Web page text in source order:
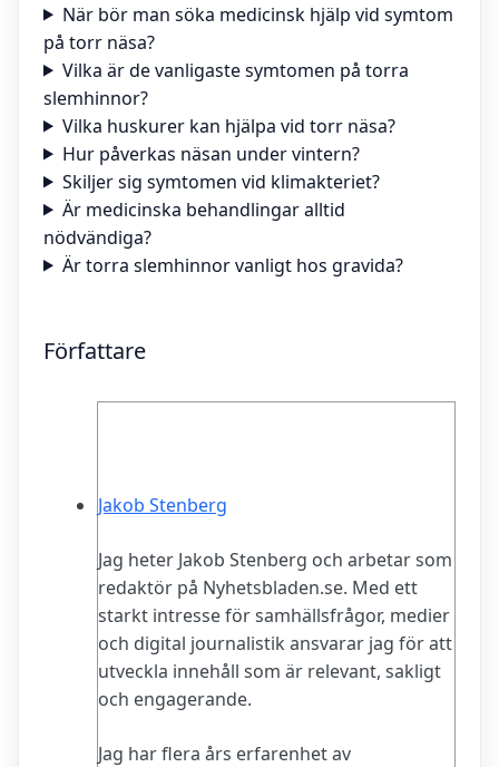
När bör man söka medicinsk hjälp vid symtom
på torr näsa?
Vilka är de vanligaste symtomen på torra
slemhinnor?
Vilka huskurer kan hjälpa vid torr näsa?
Hur påverkas näsan under vintern?
Skiljer sig symtomen vid klimakteriet?
Är medicinska behandlingar alltid
nödvändiga?
Är torra slemhinnor vanligt hos gravida?
Författare
Jakob Stenberg
Jag heter Jakob Stenberg och arbetar som
redaktör på Nyhetsbladen.se. Med ett
starkt intresse för samhällsfrågor, medier
och digital journalistik ansvarar jag för att
utveckla innehåll som är relevant, sakligt
och engagerande.
Jag har flera års erfarenhet av